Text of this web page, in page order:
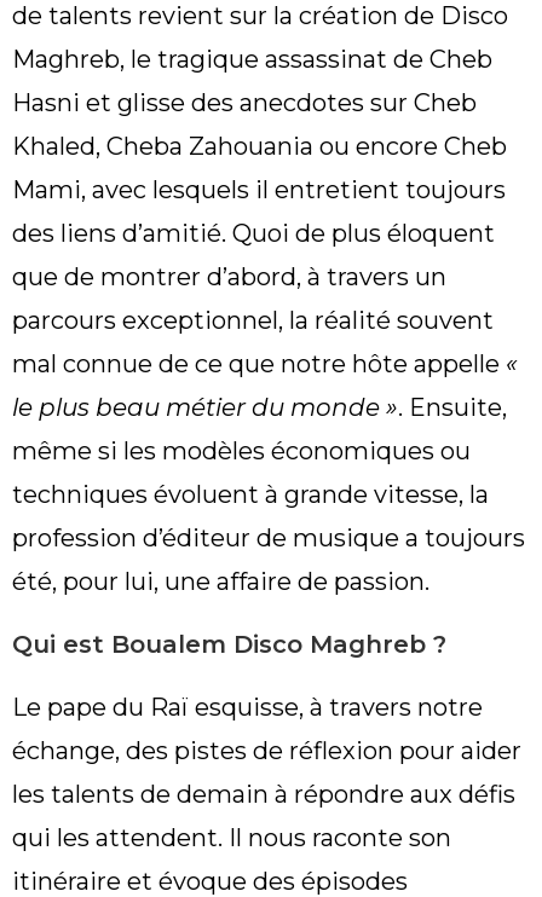
de talents revient sur la création de Disco
Maghreb, le tragique assassinat de Cheb
Hasni et glisse des anecdotes sur Cheb
Khaled, Cheba Zahouania ou encore Cheb
Mami, avec lesquels il entretient toujours
des liens d’amitié. Quoi de plus éloquent
que de montrer d’abord, à travers un
parcours exceptionnel, la réalité souvent
mal connue de ce que notre hôte appelle «
le plus beau métier du monde ». Ensuite,
même si les modèles économiques ou
techniques évoluent à grande vitesse, la
profession d’éditeur de musique a toujours
été, pour lui, une affaire de passion.
Qui est Boualem Disco Maghreb ?
Le pape du Raï esquisse, à travers notre
échange, des pistes de réflexion pour aider
les talents de demain à répondre aux défis
qui les attendent. Il nous raconte son
itinéraire et évoque des épisodes